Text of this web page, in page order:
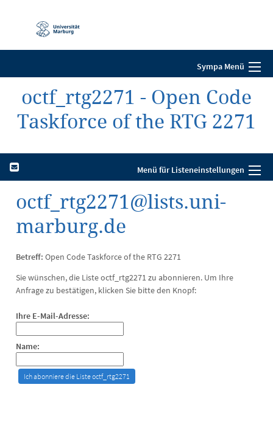
Navigation
Sympa Menü
octf_rtg2271 - Open Code
Taskforce of the RTG 2271
Menü für Listeneinstellungen
octf_rtg2271@lists.uni-
marburg.de
Betreff: Open Code Taskforce of the RTG 2271
Sie wünschen, die Liste octf_rtg2271 zu abonnieren. Um Ihre
Anfrage zu bestätigen, klicken Sie bitte den Knopf:
Ihre E-Mail-Adresse:
Name: